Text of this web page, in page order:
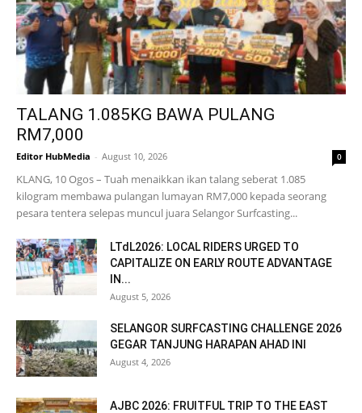
TALANG 1.085KG BAWA PULANG
RM7,000
Editor HubMedia - August 10, 2026 0
KLANG, 10 Ogos – Tuah menaikkan ikan talang seberat 1.085
kilogram membawa pulangan lumayan RM7,000 kepada seorang
pesara tentera selepas muncul juara Selangor Surfcasting...
LTdL2026: LOCAL RIDERS URGED TO
CAPITALIZE ON EARLY ROUTE ADVANTAGE
IN...
August 5, 2026
SELANGOR SURFCASTING CHALLENGE 2026
GEGAR TANJUNG HARAPAN AHAD INI
August 4, 2026
AJBC 2026: FRUITFUL TRIP TO THE EAST